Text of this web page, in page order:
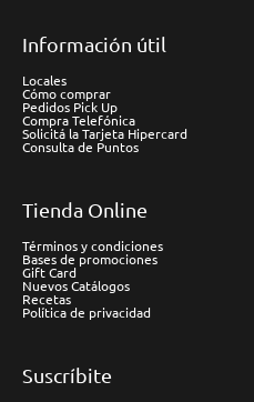
Información útil
Locales
Cómo comprar
Pedidos Pick Up
Compra Telefónica
Solicitá la Tarjeta Hipercard
Consulta de Puntos
Tienda Online
Términos y condiciones
Bases de promociones
Gift Card
Nuevos Catálogos
Recetas
Política de privacidad
Suscríbite